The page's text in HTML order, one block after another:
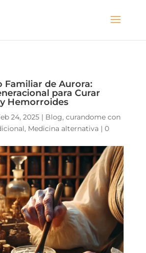
Familiar de Aurora:
para Curar
Hemorroides
24, 2025| Blog, curandome con
, Medicina alternativa | 0